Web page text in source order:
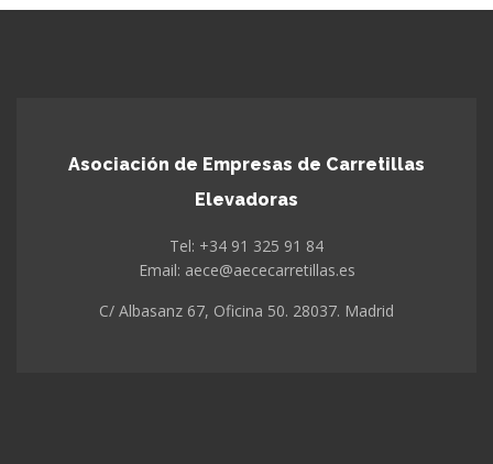
Asociación de Empresas de Carretillas
Elevadoras
Tel: +34 91 325 91 84
Email: aece@aececarretillas.es
C/ Albasanz 67, Oficina 50. 28037. Madrid